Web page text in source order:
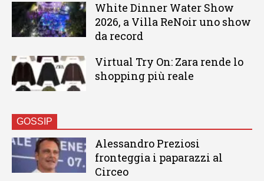
White Dinner Water Show
2026, a Villa ReNoir uno show
da record
Virtual Try On: Zara rende lo
shopping più reale
GOSSIP
Alessandro Preziosi
fronteggia i paparazzi al
Circeo